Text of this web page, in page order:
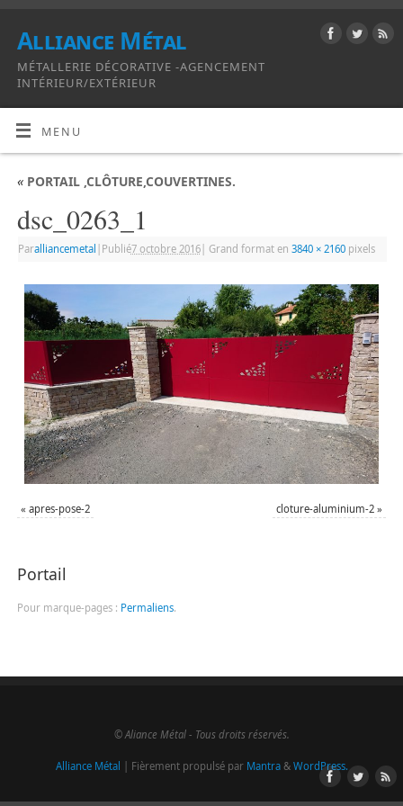
Alliance Métal
MÉTALLERIE DÉCORATIVE -AGENCEMENT
INTÉRIEUR/EXTÉRIEUR
MENU
«PORTAIL ,CLÔTURE,COUVERTINES.
dsc_0263_1
Paralliancemetal Publié7 octobre 2016| Grand format en 3840 × 2160pixels
« apres-pose-2 cloture-aluminium-2 »
Portail
Pour marque-pages : Permaliens.
© Aliance Métal - Tous droits réservés.
Alliance Métal | Fièrement propulsé par Mantra& WordPress.